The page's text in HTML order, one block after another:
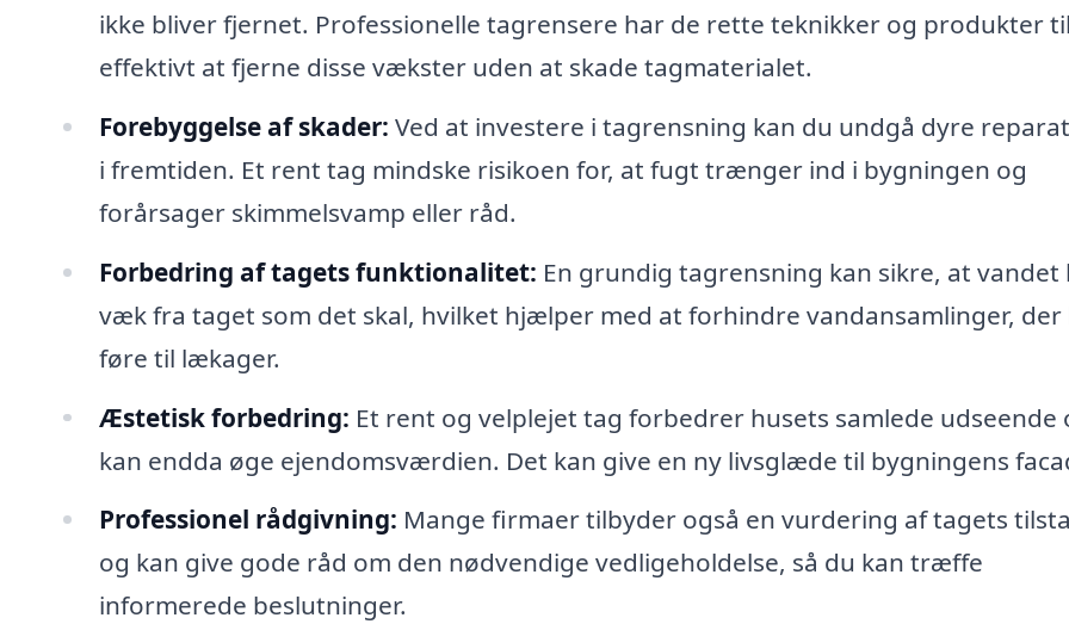
ikke bliver fjernet. Professionelle tagrensere har de rette teknikker og produkter til
effektivt at fjerne disse vækster uden at skade tagmaterialet.
Forebyggelse af skader: Ved at investere i tagrensning kan du undgå dyre
i fremtiden. Et rent tag mindske risikoen for, at fugt trænger ind i bygningen og
forårsager skimmelsvamp eller råd.
Forbedring af tagets funktionalitet: En grundig tagrensning kan sikre, at vandet
væk fra taget som det skal, hvilket hjælper med at forhindre vandansamlinger, der
føre til lækager.
Æstetisk forbedring: Et rent og velplejet tag forbedrer husets samlede udseende
kan endda øge ejendomsværdien. Det kan give en ny livsglæde til bygningens
Professionel rådgivning: Mange firmaer tilbyder også en vurdering af tagets
og kan give gode råd om den nødvendige vedligeholdelse, så du kan træffe
informerede beslutninger.